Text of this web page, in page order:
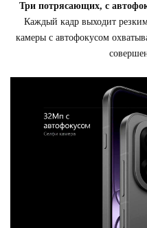
Три потрясающих, с
Каждый кадр выходит
камеры с автофокусом